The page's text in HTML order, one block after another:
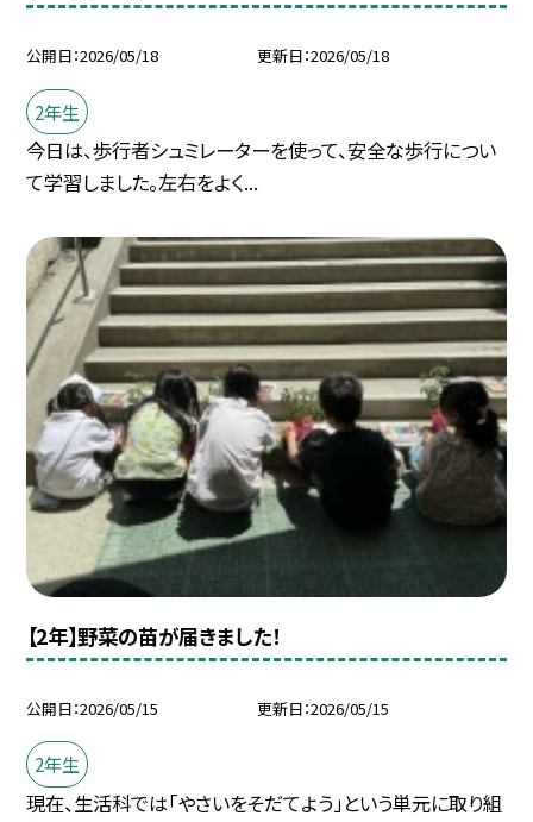
公開日 2026/05/18 更新日 2026/05/18
2年生
今日は、歩行者シュミレーターを使って、安全な歩行につい
て学習しました。左右をよく...
【2年】野菜の苗が届きました！
公開日 2026/05/15 更新日 2026/05/15
2年生
現在、生活科では「やさいをそだてよう」という単元に取り組